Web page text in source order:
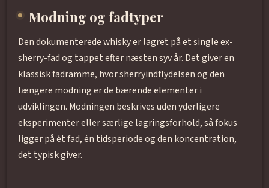
Modning og fadtyper
Den dokumenterede whisky er lagret på et single ex-
sherry-fad og tappet efter næsten syv år. Det giver en
klassisk fadramme, hvor sherryindflydelsen og den
længere modning er de bærende elementer i
udviklingen. Modningen beskrives uden yderligere
eksperimenter eller særlige lagringsforhold, så fokus
ligger på ét fad, én tidsperiode og den koncentration,
det typisk giver.